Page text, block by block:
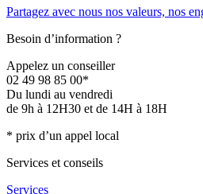
Partagez avec nous nos valeurs, nos
Besoin d’information ?
Appelez un conseiller
02 49 98 85 00*
Du lundi au vendredi
de 9h à 12H30 et de 14H à 18H
* prix d’un appel local
Services et conseils
Services